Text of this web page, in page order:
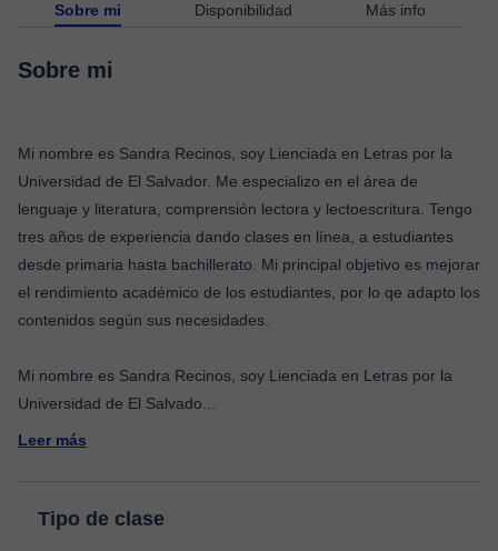
Sobre mi Disponibilidad Más info
Sobre mi
Mi nombre es Sandra Recinos, soy Lienciada en Letras por la
Universidad de El Salvador. Me especializo en el área de
lenguaje y literatura, comprensión lectora y lectoescritura. Tengo
tres años de experiencia dando clases en línea, a estudiantes
desde primaria hasta bachillerato. Mi principal objetivo es mejorar
el rendimiento académico de los estudiantes, por lo qe adapto los
contenidos según sus necesidades.
Mi nombre es Sandra Recinos, soy Lienciada en Letras por la
Universidad de El Salvado
Leer más
Tipo de clase